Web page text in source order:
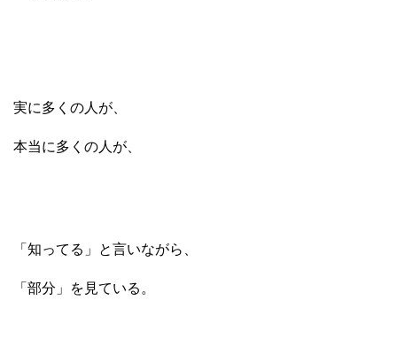
実に多くの人が、
本当に多くの人が、
「知ってる」と言いながら、
「部分」を見ている。